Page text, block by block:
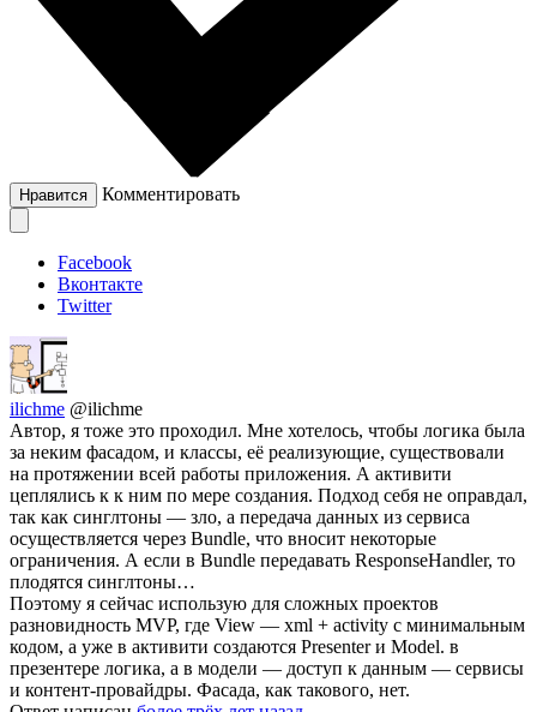
Нравится Комментировать
Facebook
Вконтакте
Twitter
ilichme @ilichme
Автор, я тоже это проходил. Мне хотелось, чтобы логика была
за неким фасадом, и классы, её реализующие, существовали
на протяжении всей работы приложения. А активити
цеплялись к к ним по мере создания. Подход себя не оправдал,
так как синглтоны — зло, а передача данных из сервиса
осуществляется через Bundle, что вносит некоторые
ограничения. А если в Bundle передавать ResponseHandler, то
плодятся синглтоны…
Поэтому я сейчас использую для сложных проектов
разновидность MVP, где View — xml + activity с минимальным
кодом, а уже в активити создаются Presenter и Model. в
презентере логика, а в модели — доступ к данным — сервисы
и контент-провайдры. Фасада, как такового, нет.